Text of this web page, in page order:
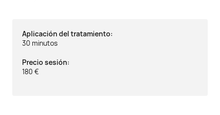
Precio sesión:
180 €
Aplicación del tratamiento:
30 minutos